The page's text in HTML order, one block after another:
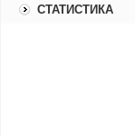
СТАТИСТИКА